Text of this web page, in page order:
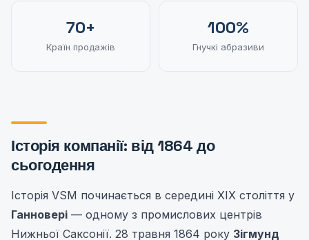
70+
Країн продажів
100%
Гнучкі абразиви
Історія компанії: від 1864 до
сьогодення
Історія VSM починається в середині XIX століття у
Ганновері — одному з промислових центрів
Нижньої Саксонії. 28 травня 1864 року Зігмунд